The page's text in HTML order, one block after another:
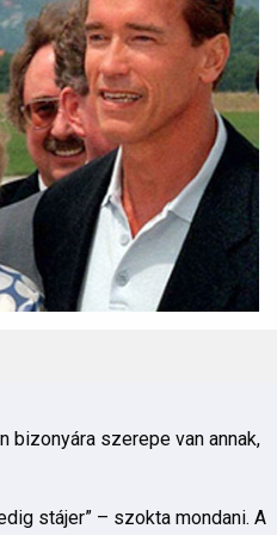
szerepe van annak,
stájer” – szokta mondani. A